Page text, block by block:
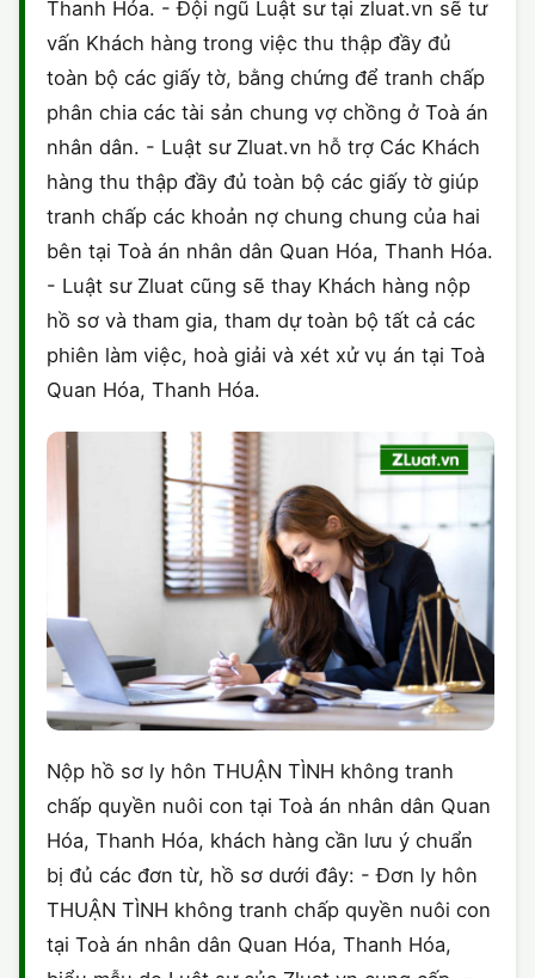
Thanh Hóa. - Đội ngũ Luật sư tại zluat.vn sẽ tư
vấn Khách hàng trong việc thu thập đầy đủ
toàn bộ các giấy tờ, bằng chứng để tranh chấp
phân chia các tài sản chung vợ chồng ở Toà án
nhân dân. - Luật sư Zluat.vn hỗ trợ Các Khách
hàng thu thập đầy đủ toàn bộ các giấy tờ giúp
tranh chấp các khoản nợ chung chung của hai
bên tại Toà án nhân dân Quan Hóa, Thanh Hóa.
- Luật sư Zluat cũng sẽ thay Khách hàng nộp
hồ sơ và tham gia, tham dự toàn bộ tất cả các
phiên làm việc, hoà giải và xét xử vụ án tại Toà
Quan Hóa, Thanh Hóa.
Nộp hồ sơ ly hôn THUẬN TÌNH không tranh
chấp quyền nuôi con tại Toà án nhân dân Quan
Hóa, Thanh Hóa, khách hàng cần lưu ý chuẩn
bị đủ các đơn từ, hồ sơ dưới đây: - Đơn ly hôn
THUẬN TÌNH không tranh chấp quyền nuôi con
tại Toà án nhân dân Quan Hóa, Thanh Hóa,